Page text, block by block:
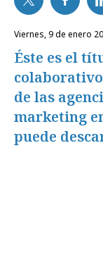
viernes, 9 de enero
Éste es el
de las
marketing
puede